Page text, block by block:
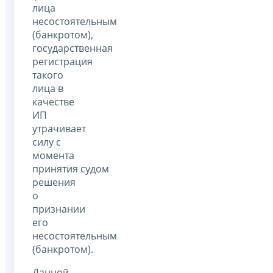
лица
несостоятельным
(банкротом),
государственная
регистрация
такого
лица в
качестве
ИП
утрачивает
силу с
момента
принятия судом
решения
о
признании
его
несостоятельным
(банкротом).